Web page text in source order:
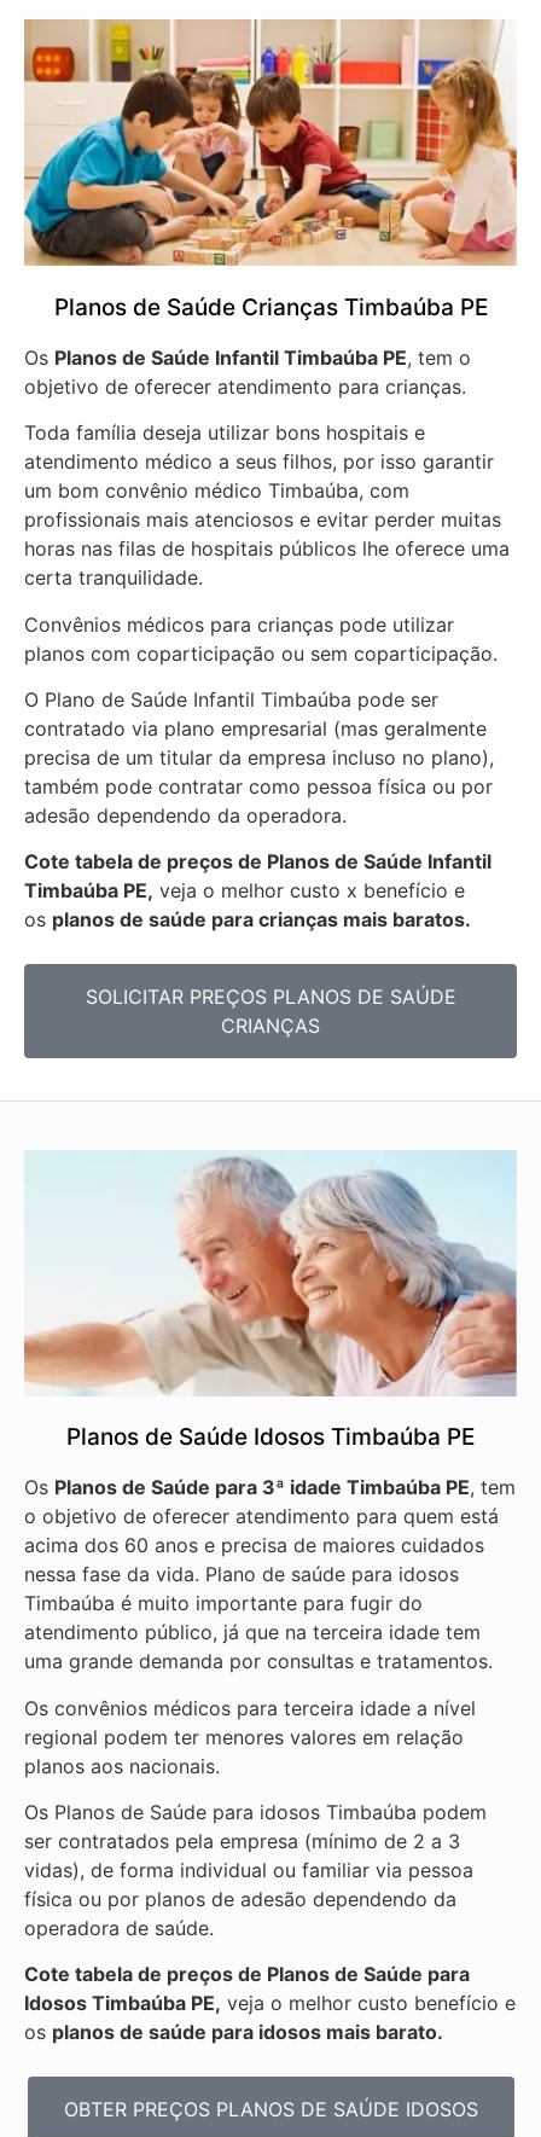
Planos de Saúde Crianças Timbaúba PE
Os Planos de Saúde Infantil Timbaúba PE, tem o
objetivo de oferecer atendimento para crianças.
Toda família deseja utilizar bons hospitais e
atendimento médico a seus filhos, por isso garantir
um bom convênio médico Timbaúba, com
profissionais mais atenciosos e evitar perder muitas
horas nas filas de hospitais públicos lhe oferece uma
certa tranquilidade.
Convênios médicos para crianças pode utilizar
planos com coparticipação ou sem coparticipação.
O Plano de Saúde Infantil Timbaúba pode ser
contratado via plano empresarial (mas geralmente
precisa de um titular da empresa incluso no plano),
também pode contratar como pessoa física ou por
adesão dependendo da operadora.
Cote tabela de preços de Planos de Saúde Infantil
Timbaúba PE, veja o melhor custo x benefício e
os planos de saúde para crianças mais baratos.
SOLICITAR PREÇOS PLANOS DE SAÚDE
CRIANÇAS
Planos de Saúde Idosos Timbaúba PE
Os Planos de Saúde para 3ª idade Timbaúba PE, tem
o objetivo de oferecer atendimento para quem está
acima dos 60 anos e precisa de maiores cuidados
nessa fase da vida. Plano de saúde para idosos
Timbaúba é muito importante para fugir do
atendimento público, já que na terceira idade tem
uma grande demanda por consultas e tratamentos.
Os convênios médicos para terceira idade a nível
regional podem ter menores valores em relação
planos aos nacionais.
Os Planos de Saúde para idosos Timbaúba podem
ser contratados pela empresa (mínimo de 2 a 3
vidas), de forma individual ou familiar via pessoa
física ou por planos de adesão dependendo da
operadora de saúde.
Cote tabela de preços de Planos de Saúde para
Idosos Timbaúba PE, veja o melhor custo benefício e
os planos de saúde para idosos mais barato.
OBTER PREÇOS PLANOS DE SAÚDE IDOSOS